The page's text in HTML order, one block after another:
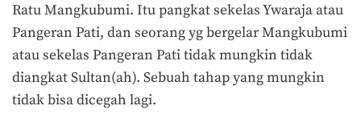
Ratu Mangkubumi. Itu pangkat sekelas Ywaraja atau
Pangeran Pati, dan seorang yg bergelar Mangkubumi
atau sekelas Pangeran Pati tidak mungkin tidak
diangkat Sultan(ah). Sebuah tahap yang mungkin
tidak bisa dicegah lagi.